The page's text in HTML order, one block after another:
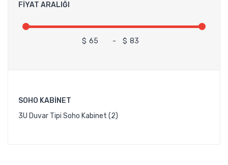
FIYAT ARALIĞI
$ - $
SOHO KABINET
3U Duvar Tipi Soho Kabinet (2)